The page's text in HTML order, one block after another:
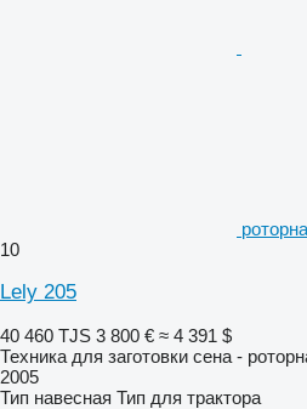
10
Lely 205
40 460 TJS 3 800 € ≈ 4 391 $
Техника для заготовки сена -
2005
Тип навесная Тип для трактора